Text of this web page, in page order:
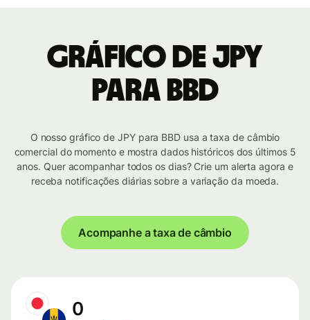
Gráfico de JPY
para BBD
O nosso gráfico de JPY para BBD usa a taxa de câmbio
comercial do momento e mostra dados históricos dos últimos 5
anos. Quer acompanhar todos os dias? Crie um alerta agora e
receba notificações diárias sobre a variação da moeda.
Acompanhe a taxa de câmbio
0